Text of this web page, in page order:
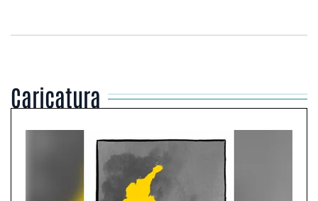
Caricatura